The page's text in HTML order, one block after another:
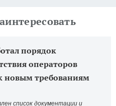
порядок
операторов
новым требованиям
список документации и